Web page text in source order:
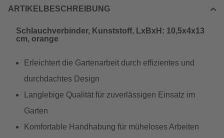
ARTIKELBESCHREIBUNG
Schlauchverbinder, Kunststoff, LxBxH: 10,5x4x13
cm, orange
Erleichtert die Gartenarbeit durch effizientes und
durchdachtes Design
Langlebige Qualität für zuverlässigen Einsatz im
Garten
Komfortable Handhabung für müheloses Arbeiten